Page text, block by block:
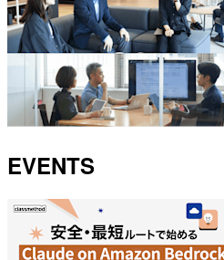
EVENTS